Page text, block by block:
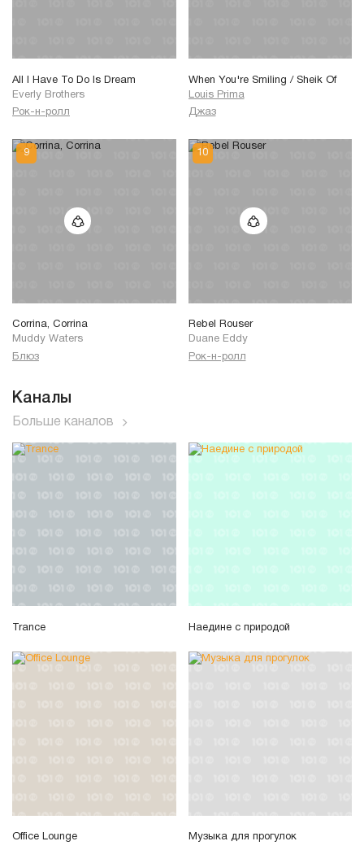
All I Have To Do Is Dream
Everly Brothers
Рок-н-ролл
When You're Smiling / Sheik Of
Louis Prima
Джаз
Corrina, Corrina
Muddy Waters
Блюз
Rebel Rouser
Duane Eddy
Рок-н-ролл
Каналы
Больше каналов
Trance Наедине с природой
Office Lounge Музыка для прогулок